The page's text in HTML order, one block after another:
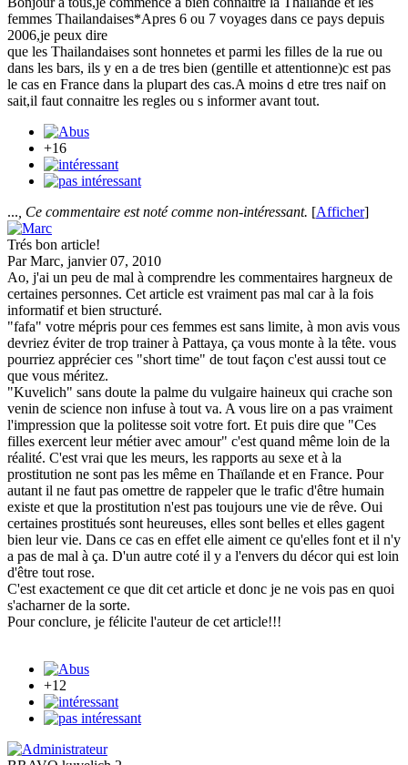
femmes Thailandaises*Apres 6 ou 7 voyages dans ce pays depuis
2006,je peux dire
que les Thailandaises sont honnetes et parmi les filles de la rue ou
dans les bars, ils y en a de tres bien (gentille et attentionne)c est pas
le cas en France dans la plupart des cas.A moins d etre tres naif on
sait,il faut connaitre les regles ou s informer avant tout.
+16
... , Ce commentaire est noté comme non-intéressant. [Afficher]
Trés bon article!
Par Marc, janvier 07, 2010
Ao, j'ai un peu de mal à comprendre les commentaires hargneux de
certaines personnes. Cet article est vraiment pas mal car à la fois
informatif et bien structuré.
"fafa" votre mépris pour ces femmes est sans limite, à mon avis vous
devriez éviter de trop trainer à Pattaya, ça vous monte à la tête. vous
pourriez apprécier ces "short time" de tout façon c'est aussi tout ce
que vous méritez.
"Kuvelich" sans doute la palme du vulgaire haineux qui crache son
venin de science non infuse à tout va. A vous lire on a pas vraiment
l'impression que la politesse soit votre fort. Et puis dire que "Ces
filles exercent leur métier avec amour" c'est quand même loin de la
réalité. C'est vrai que les meurs, les rapports au sexe et à la
prostitution ne sont pas les même en Thaïlande et en France. Pour
autant il ne faut pas omettre de rappeler que le trafic d'être humain
existe et que la prostitution n'est pas toujours une vie de rêve. Oui
certaines prostitués sont heureuses, elles sont belles et elles gagent
bien leur vie. Dans ce cas en effet elle aiment ce qu'elles font et il n'y
a pas de mal à ça. D'un autre coté il y a l'envers du décor qui est loin
d'être tout rose.
C'est exactement ce que dit cet article et donc je ne vois pas en quoi
s'acharner de la sorte.
Pour conclure, je félicite l'auteur de cet article!!!
+12